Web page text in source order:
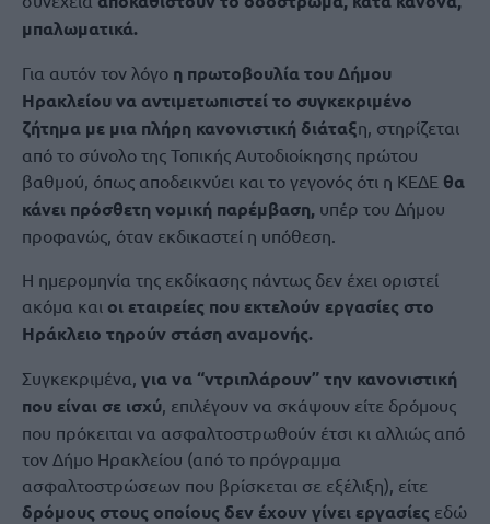
μπαλωματικά.
Για αυτόν τον λόγο η πρωτοβουλία του Δήμου
Ηρακλείου να αντιμετωπιστεί το συγκεκριμένο
ζήτημα με μια πλήρη κανονιστική διάταξη, στηρίζεται
από το σύνολο της Τοπικής Αυτοδιοίκησης πρώτου
βαθμού, όπως αποδεικνύει και το γεγονός ότι η ΚΕΔΕ θα
κάνει πρόσθετη νομική παρέμβαση, υπέρ του Δήμου
προφανώς, όταν εκδικαστεί η υπόθεση.
Η ημερομηνία της εκδίκασης πάντως δεν έχει οριστεί
ακόμα και οι εταιρείες που εκτελούν εργασίες στο
Ηράκλειο τηρούν στάση αναμονής.
Συγκεκριμένα, για να “ντριπλάρουν” την κανονιστική
που είναι σε ισχύ, επιλέγουν να σκάψουν είτε δρόμους
που πρόκειται να ασφαλτοστρωθούν έτσι κι αλλιώς από
τον Δήμο Ηρακλείου (από το πρόγραμμα
ασφαλτοστρώσεων που βρίσκεται σε εξέλιξη), είτε
δρόμους στους οποίους δεν έχουν γίνει εργασίες εδώ